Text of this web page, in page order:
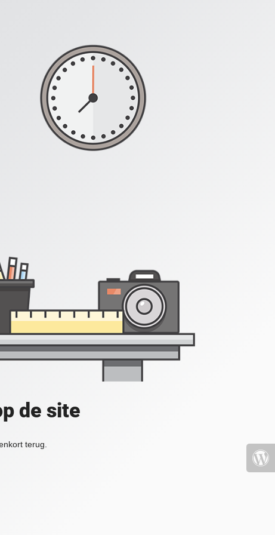
de site
terug.